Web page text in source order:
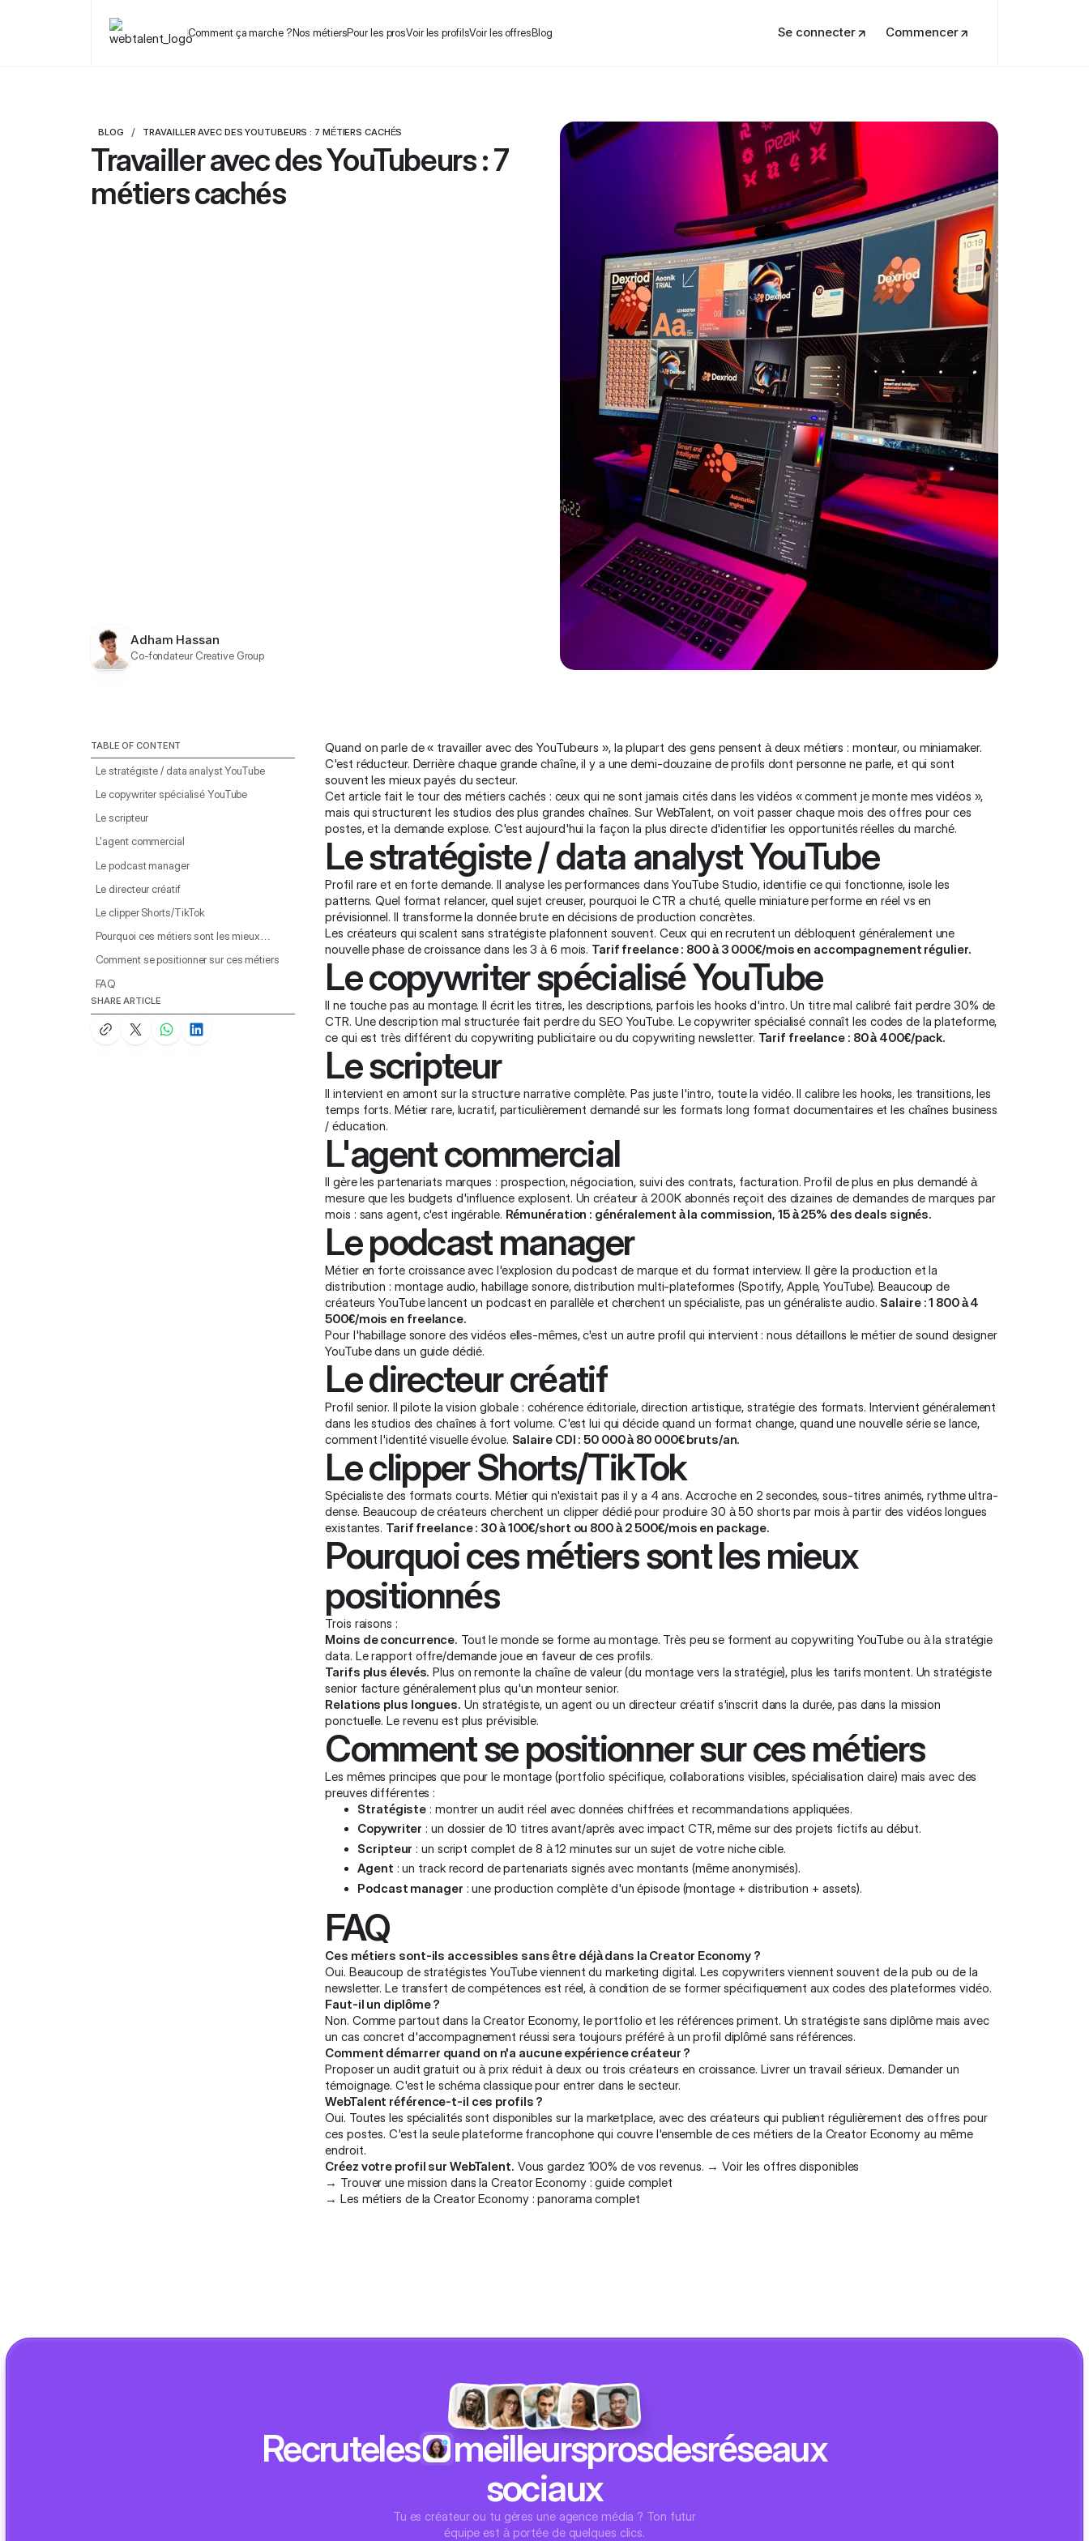
Comment ça marche ?Nos métiersPour les prosVoir les profilsVoir les offresBlog Se connecter Commencer
BLOG / TRAVAILLER AVEC DES YOUTUBEURS : 7 MÉTIERS CACHÉS
Travailler avec des YouTubeurs : 7
métiers cachés
Adham Hassan
Co-fondateur Creative Group
TABLE OF CONTENT
Le stratégiste / data analyst YouTube
Le copywriter spécialisé YouTube
Le scripteur
L'agent commercial
Le podcast manager
Le directeur créatif
Le clipper Shorts/TikTok
Pourquoi ces métiers sont les mieux
Comment se positionner sur ces métiers
FAQ
SHARE ARTICLE
Quand on parle de « travailler avec des YouTubeurs », la plupart des gens pensent à deux métiers : monteur, ou miniamaker.
C'est réducteur. Derrière chaque grande chaîne, il y a une demi-douzaine de profils dont personne ne parle, et qui sont
souvent les mieux payés du secteur.
Cet article fait le tour des métiers cachés : ceux qui ne sont jamais cités dans les vidéos « comment je monte mes vidéos »,
mais qui structurent les studios des plus grandes chaînes. Sur WebTalent, on voit passer chaque mois des offres pour ces
postes, et la demande explose. C'est aujourd'hui la façon la plus directe d'identifier les opportunités réelles du marché.
Le stratégiste / data analyst YouTube
Profil rare et en forte demande. Il analyse les performances dans YouTube Studio, identifie ce qui fonctionne, isole les
patterns. Quel format relancer, quel sujet creuser, pourquoi le CTR a chuté, quelle miniature performe en réel vs en
prévisionnel. Il transforme la donnée brute en décisions de production concrètes.
Les créateurs qui scalent sans stratégiste plafonnent souvent. Ceux qui en recrutent un débloquent généralement une
nouvelle phase de croissance dans les 3 à 6 mois. Tarif freelance : 800 à 3 000€/mois en accompagnement régulier.
Le copywriter spécialisé YouTube
Il ne touche pas au montage. Il écrit les titres, les descriptions, parfois les hooks d'intro. Un titre mal calibré fait perdre 30% de
CTR. Une description mal structurée fait perdre du SEO YouTube. Le copywriter spécialisé connaît les codes de la plateforme,
ce qui est très différent du copywriting publicitaire ou du copywriting newsletter. Tarif freelance : 80 à 400€/pack.
Le scripteur
Il intervient en amont sur la structure narrative complète. Pas juste l'intro, toute la vidéo. Il calibre les hooks, les transitions, les
temps forts. Métier rare, lucratif, particulièrement demandé sur les formats long format documentaires et les chaînes business
/ éducation.
L'agent commercial
Il gère les partenariats marques : prospection, négociation, suivi des contrats, facturation. Profil de plus en plus demandé à
mesure que les budgets d'influence explosent. Un créateur à 200K abonnés reçoit des dizaines de demandes de marques par
mois : sans agent, c'est ingérable. Rémunération : généralement à la commission, 15 à 25% des deals signés.
Le podcast manager
Métier en forte croissance avec l'explosion du podcast de marque et du format interview. Il gère la production et la
distribution : montage audio, habillage sonore, distribution multi-plateformes (Spotify, Apple, YouTube). Beaucoup de
créateurs YouTube lancent un podcast en parallèle et cherchent un spécialiste, pas un généraliste audio. Salaire : 1 800 à 4
500€/mois en freelance.
Pour l'habillage sonore des vidéos elles-mêmes, c'est un autre profil qui intervient : nous détaillons le métier desound designer
YouTubedans un guide dédié.
Le directeur créatif
Profil senior. Il pilote la vision globale : cohérence éditoriale, direction artistique, stratégie des formats. Intervient généralement
dans les studios des chaînes à fort volume. C'est lui qui décide quand un format change, quand une nouvelle série se lance,
comment l'identité visuelle évolue. Salaire CDI : 50 000 à 80 000€ bruts/an.
Le clipper Shorts/TikTok
Spécialiste des formats courts. Métier qui n'existait pas il y a 4 ans. Accroche en 2 secondes, sous-titres animés, rythme ultra-
dense. Beaucoup de créateurs cherchent un clipper dédié pour produire 30 à 50 shorts par mois à partir des vidéos longues
existantes. Tarif freelance : 30 à 100€/short ou 800 à 2 500€/mois en package.
Pourquoi ces métiers sont les mieux
positionnés
Trois raisons :
Moins de concurrence. Tout le monde se forme au montage. Très peu se forment au copywriting YouTube ou à la stratégie
data. Le rapport offre/demande joue en faveur de ces profils.
Tarifs plus élevés. Plus on remonte la chaîne de valeur (du montage vers la stratégie), plus les tarifs montent. Un stratégiste
senior facture généralement plus qu'un monteur senior.
Relations plus longues. Un stratégiste, un agent ou un directeur créatif s'inscrit dans la durée, pas dans la mission
ponctuelle. Le revenu est plus prévisible.
Comment se positionner sur ces métiers
Les mêmes principes que pour le montage (portfolio spécifique, collaborations visibles, spécialisation claire) mais avec des
preuves différentes :
Stratégiste : montrer un audit réel avec données chiffrées et recommandations appliquées.
Copywriter : un dossier de 10 titres avant/après avec impact CTR, même sur des projets fictifs au début.
Scripteur : un script complet de 8 à 12 minutes sur un sujet de votre niche cible.
Agent : un track record de partenariats signés avec montants (même anonymisés).
Podcast manager : une production complète d'un épisode (montage + distribution + assets).
FAQ
Ces métiers sont-ils accessibles sans être déjà dans la Creator Economy ?
Oui. Beaucoup de stratégistes YouTube viennent du marketing digital. Les copywriters viennent souvent de la pub ou de la
newsletter. Le transfert de compétences est réel, à condition de se former spécifiquement aux codes des plateformes vidéo.
Faut-il un diplôme ?
Non. Comme partout dans la Creator Economy, le portfolio et les références priment. Un stratégiste sans diplôme mais avec
un cas concret d'accompagnement réussi sera toujours préféré à un profil diplômé sans références.
Comment démarrer quand on n'a aucune expérience créateur ?
Proposer un audit gratuit ou à prix réduit à deux ou trois créateurs en croissance. Livrer un travail sérieux. Demander un
témoignage. C'est le schéma classique pour entrer dans le secteur.
WebTalent référence-t-il ces profils ?
Oui. Toutes les spécialités sont disponibles sur la marketplace, avec des créateurs qui publient régulièrement des offres pour
ces postes. C'est la seule plateforme francophone qui couvre l'ensemble de ces métiers de la Creator Economy au même
endroit.
Créez votre profil sur WebTalent. Vous gardez 100% de vos revenus. →Voir les offres disponibles
→ Trouver une mission dans la Creator Economy : guide complet
→Les métiers de la Creator Economy : panorama complet
Recruteles meilleursprosdesréseaux
sociaux
Tu es créateur ou tu gères une agence média ? Ton futur
équipe est à portée de quelques clics.